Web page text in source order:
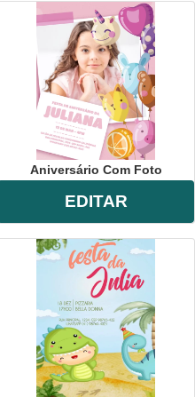
Aniversário Com Foto
EDITAR